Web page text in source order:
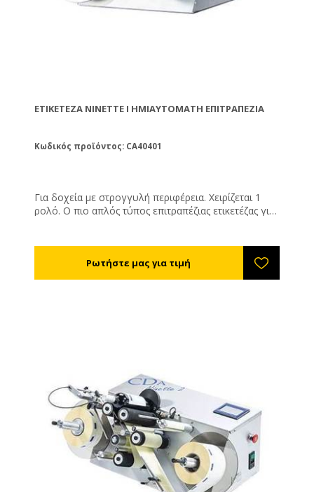
ΕΤΙΚΕΤΈΖΑ NINETTE I ΗΜΙΑΥΤΌΜΑΤΗ ΕΠΙΤΡΑΠΈΖΙΑ
Κωδικός προϊόντος: CA40401
Για δοχεία με στρογγυλή περιφέρεια. Χειρίζεται 1
ρολό. Ο πιο απλός τύπος επιτραπέζιας ετικετέζας για
ένα σταθμό ετικετοποίησης. Μέγιστο ύψος ετικέτας
19 cm. Δυναμικότητα: 500 αντικείμενα ανά ώρα.